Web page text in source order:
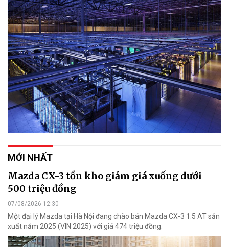
MỚI NHẤT
Mazda CX-3 tồn kho giảm giá xuống dưới
500 triệu đồng
07/08/2026 12:30
Một đại lý Mazda tại Hà Nội đang chào bán Mazda CX-3 1.5 AT sản
xuất năm 2025 (VIN 2025) với giá 474 triệu đồng.